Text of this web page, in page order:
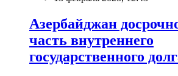
Азербайджан
часть внутреннего
государственного